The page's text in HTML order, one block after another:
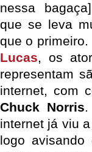
nessa
que se leva
que o
Lucas, os
representam
internet, com
Chuck Norris
internet já viu
logo